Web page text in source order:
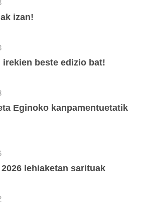
izan!
irekien beste edizio bat!
Eginoko kanpamentuetatik
lehiaketan sarituak